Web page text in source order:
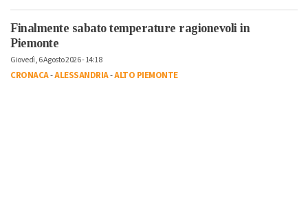
Finalmente sabato temperature ragionevoli in
Piemonte
Giovedì, 6 Agosto 2026 - 14:18
CRONACA-ALESSANDRIA-ALTO PIEMONTE